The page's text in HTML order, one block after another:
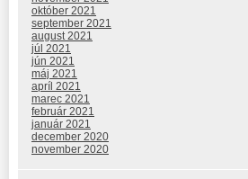
október 2021
september 2021
august 2021
júl 2021
jún 2021
máj 2021
apríl 2021
marec 2021
február 2021
január 2021
december 2020
november 2020